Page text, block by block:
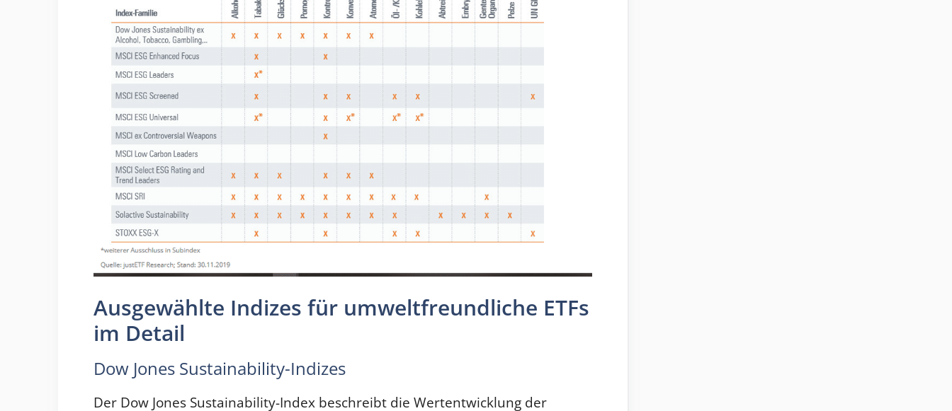
Ausgewählte Indizes für umweltfreundliche ETFs
im Detail
Dow Jones Sustainability-Indizes
Der Dow Jones Sustainability-Index beschreibt die Wertentwicklung der